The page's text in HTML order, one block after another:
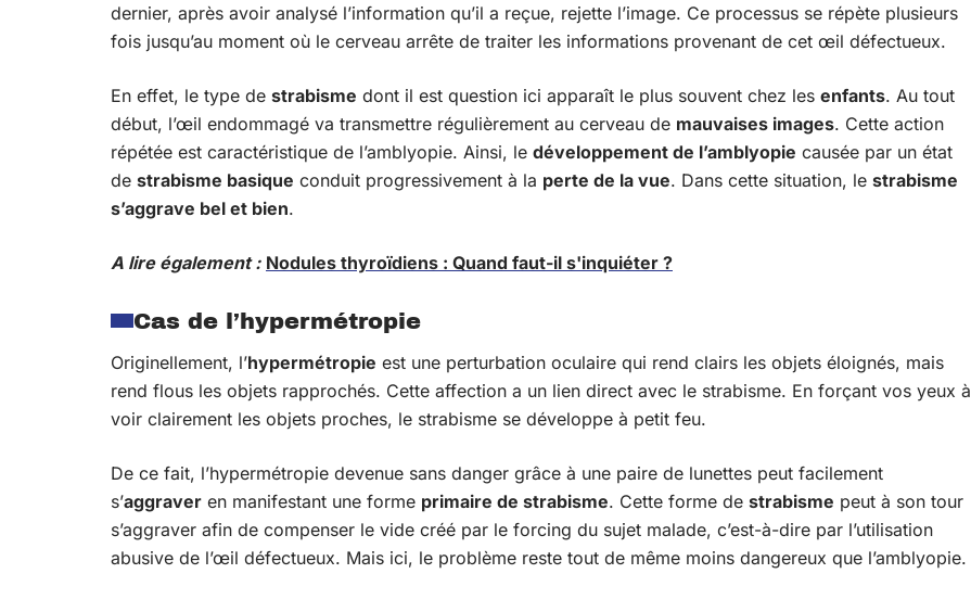
dernier, après avoir analysé l’information qu’il a reçue, rejette l’image. Ce processus se répète plusieurs
fois jusqu’au moment où le cerveau arrête de traiter les informations provenant de cet œil défectueux.
En effet, le type de strabisme dont il est question ici apparaît le plus souvent chez les enfants. Au tout
début, l’œil endommagé va transmettre régulièrement au cerveau de mauvaises images. Cette action
répétée est caractéristique de l’amblyopie. Ainsi, le développement de l’amblyopie causée par un état
de strabisme basique conduit progressivement à la perte de la vue. Dans cette situation, le strabisme
s’aggrave bel et bien.
A lire également : Nodules thyroïdiens : Quand faut-il s'inquiéter ?
Cas de l’hypermétropie
Originellement, l’hypermétropie est une perturbation oculaire qui rend clairs les objets éloignés, mais
rend flous les objets rapprochés. Cette affection a un lien direct avec le strabisme. En forçant vos yeux à
voir clairement les objets proches, le strabisme se développe à petit feu.
De ce fait, l’hypermétropie devenue sans danger grâce à une paire de lunettes peut facilement
s’aggraver en manifestant une forme primaire de strabisme. Cette forme de strabisme peut à son tour
s’aggraver afin de compenser le vide créé par le forcing du sujet malade, c’est-à-dire par l’utilisation
abusive de l’œil défectueux. Mais ici, le problème reste tout de même moins dangereux que l’amblyopie.